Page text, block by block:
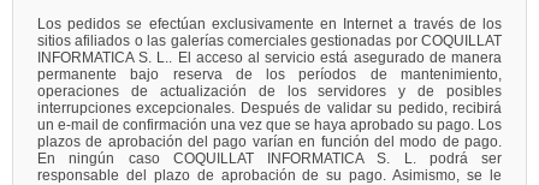
Los pedidos se efectúan exclusivamente en Internet a través de los
sitios afiliados o las galerías comerciales gestionadas por COQUILLAT
INFORMATICA S. L.. El acceso al servicio está asegurado de manera
permanente bajo reserva de los períodos de mantenimiento,
operaciones de actualización de los servidores y de posibles
interrupciones excepcionales. Después de validar su pedido, recibirá
un e-mail de confirmación una vez que se haya aprobado su pago. Los
plazos de aprobación del pago varían en función del modo de pago.
En ningún caso COQUILLAT INFORMATICA S. L. podrá ser
responsable del plazo de aprobación de su pago. Asimismo, se le